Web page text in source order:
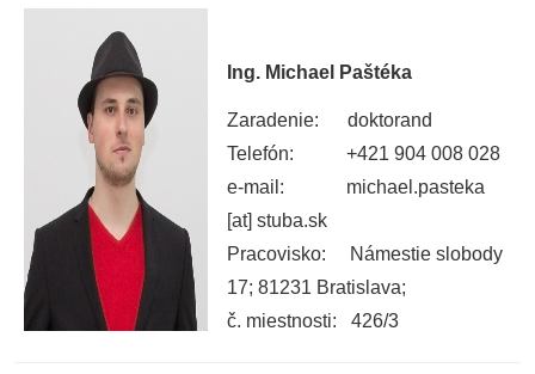
Ing. Michael Paštéka
Zaradenie: doktorand
Telefón: +421 904 008 028
e-mail: michael.pasteka
[at] stuba.sk
Pracovisko: Námestie slobody
17; 81231 Bratislava;
č. miestnosti: 426/3